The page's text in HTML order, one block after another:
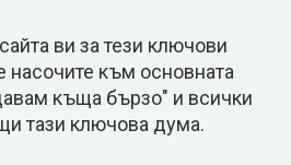
ви за тези ключови
насочите към основната
къща бързо" и всички
тази ключова дума.